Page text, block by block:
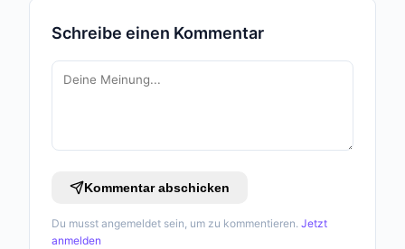
Schreibe einen Kommentar
Kommentar abschicken
Du musst angemeldet sein, um zu kommentieren. Jetzt
anmelden